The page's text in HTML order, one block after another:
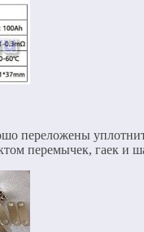
переложены
перемычек, гаек и